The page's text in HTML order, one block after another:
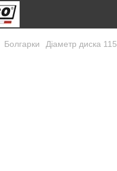
Болгарки Діаметр диска